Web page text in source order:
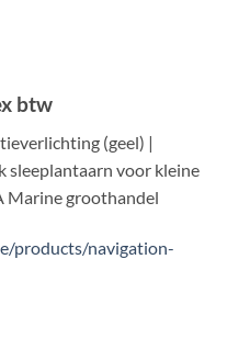
275,00.
btw
(geel) |
sleeplantaarn voor kleine
Marine groothandel
products/navigation-